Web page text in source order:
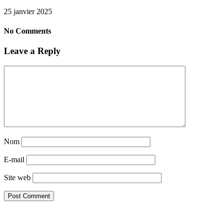
25 janvier 2025
No Comments
Leave a Reply
Nom
E-mail
Site web